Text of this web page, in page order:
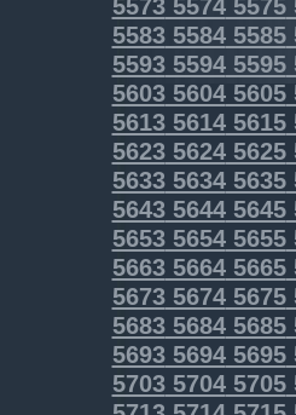
558355845585
559355945595
560356045605
561356145615
562356245625
563356345635
564356445645
565356545655
566356645665
567356745675
568356845685
569356945695
570357045705